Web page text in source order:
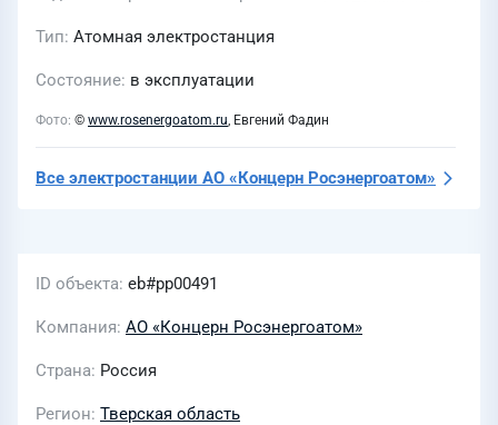
Тип Атомная электростанция
Состояние в эксплуатации
Фото © www.rosenergoatom.ru, Евгений Фадин
Все электростанции АО «Концерн Росэнергоатом»
ID объекта eb#pp00491
Компания АО «Концерн Росэнергоатом»
Страна Россия
Регион Тверская область